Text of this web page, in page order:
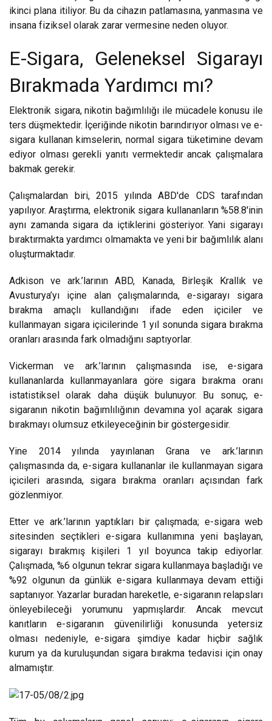
ikinci plana itiliyor. Bu da cihazın patlamasına, yanmasına ve
insana fiziksel olarak zarar vermesine neden oluyor.
E-Sigara, Geleneksel Sigarayı
Bırakmada Yardımcı mı?
Elektronik sigara, nikotin bağımlılığı ile mücadele konusu ile
ters düşmektedir. İçeriğinde nikotin barındırıyor olması ve e-
sigara kullanan kimselerin, normal sigara tüketimine devam
ediyor olması gerekli yanıtı vermektedir ancak çalışmalara
bakmak gerekir.
Çalışmalardan biri, 2015 yılında ABD'de CDS tarafından
yapılıyor. Araştırma, elektronik sigara kullananların %58.8'inin
aynı zamanda sigara da içtiklerini gösteriyor. Yani sigarayı
bıraktırmakta yardımcı olmamakta ve yeni bir bağımlılık alanı
oluşturmaktadır.
Adkison ve ark.’larının ABD, Kanada, Birleşik Krallık ve
Avusturya’yı içine alan çalışmalarında, e-sigarayı sigara
bırakma amaçlı kullandığını ifade eden içiciler ve
kullanmayan sigara içicilerinde 1 yıl sonunda sigara bırakma
oranları arasında fark olmadığını saptıyorlar.
Vickerman ve ark.’larının çalışmasında ise, e-sigara
kullananlarda kullanmayanlara göre sigara bırakma oranı
istatistiksel olarak daha düşük bulunuyor. Bu sonuç, e-
sigaranın nikotin bağımlılığının devamına yol açarak sigara
bırakmayı olumsuz etkileyeceğinin bir göstergesidir.
Yine 2014 yılında yayınlanan Grana ve ark.’larının
çalışmasında da, e-sigara kullananlar ile kullanmayan sigara
içicileri arasında, sigara bırakma oranları açısından fark
gözlenmiyor.
Etter ve ark.’larının yaptıkları bir çalışmada; e-sigara web
sitesinden seçtikleri e-sigara kullanımına yeni başlayan,
sigarayı bırakmış kişileri 1 yıl boyunca takip ediyorlar.
Çalışmada, %6 olgunun tekrar sigara kullanmaya başladığı ve
%92 olgunun da günlük e-sigara kullanmaya devam ettiği
saptanıyor. Yazarlar buradan hareketle, e-sigaranın relapsları
önleyebileceği yorumunu yapmışlardır. Ancak mevcut
kanıtların e-sigaranın güvenilirliği konusunda yetersiz
olması nedeniyle, e-sigara şimdiye kadar hiçbir sağlık
kurum ya da kuruluşundan sigara bırakma tedavisi için onay
almamıştır.